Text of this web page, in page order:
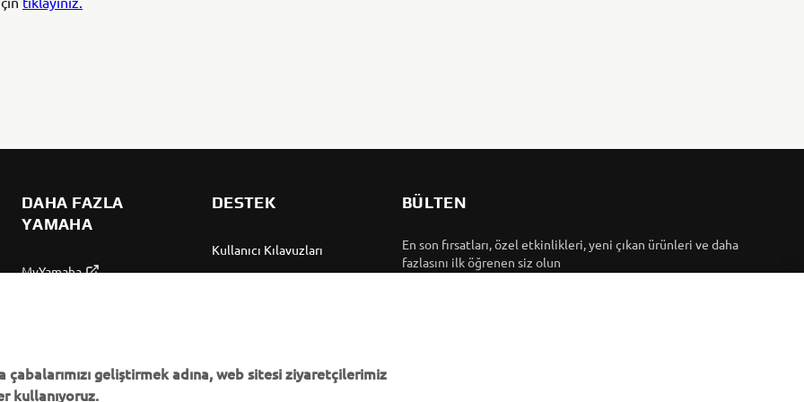
DAHA FAZLA
YAMAHA
MyYamaha
Yamaha Motor Global
DESTEK
Kullanıcı Kılavuzları
Bilgilendirme
BÜLTEN
En son fırsatları, özel etkinlikleri, yeni çıkan ürünleri ve daha
fazlasını ilk öğrenen siz olun
geliştirmek adına, web sitesi ziyaretçilerimiz
kullanıyoruz.